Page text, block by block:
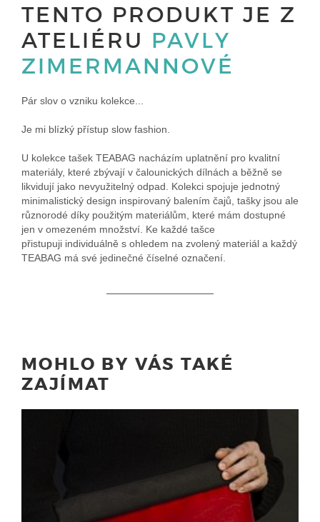
TENTO PRODUKT JE Z
ATELIÉRU PAVLY
ZIMERMANNOVÉ
Pár slov o vzniku kolekce...
Je mi blízký přístup slow fashion.
U kolekce tašek TEABAG nacházím uplatnění pro kvalitní
materiály, které zbývají v čalounických dílnách a běžně se
likvidují jako nevyužitelný odpad. Kolekci spojuje jednotný
minimalistický design inspirovaný balením čajů, tašky jsou ale
různorodé díky použitým materiálům, které mám dostupné
jen v omezeném množství. Ke každé tašce
přistupuji individuálně s ohledem na zvolený materiál a každý
TEABAG má své jedinečné číselné označení.
MOHLO BY VÁS TAKÉ
ZAJÍMAT